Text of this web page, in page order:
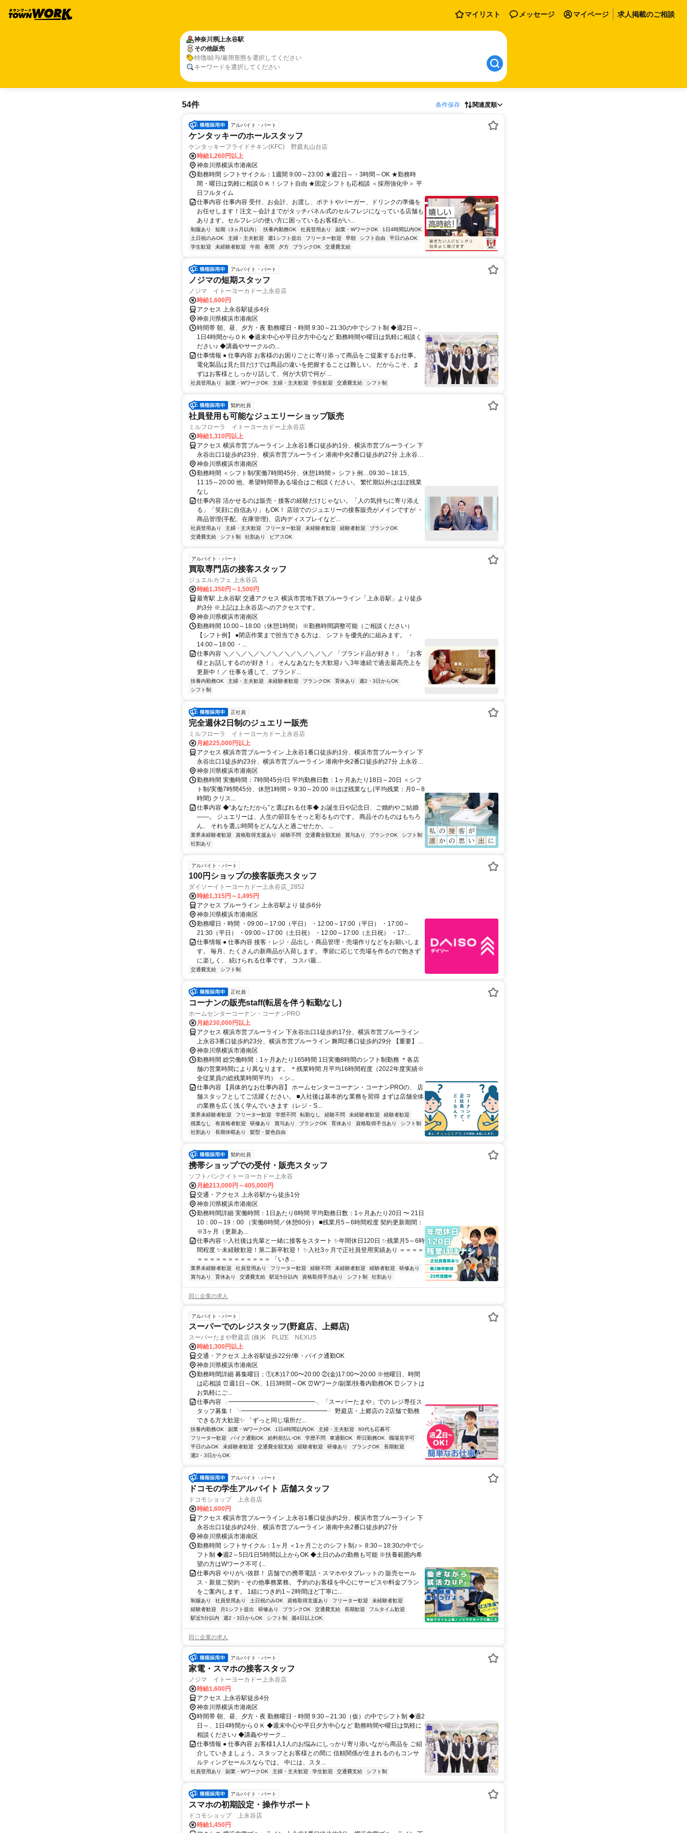
マイリスト メッセージ マイページ 求人掲載のご相談
神奈川県上永谷駅
その他販売
特徴/給与/雇用形態を選択してください
キーワードを選択してください
54件 条件保存 関連度順
アルバイト・パート
ケンタッキーのホールスタッフ
ケンタッキーフライドチキン(KFC) 野庭丸山台店
時給1,260円以上
神奈川県横浜市港南区
勤務時間 シフトサイクル：1週間 9:00～23:00 ★週2日～・3時間～OK ★勤務時
間・曜日は気軽に相談ＯＫ！シフト自由 ★固定シフトも応相談 ＜採用強化中＞ 平
日フルタイム
仕事内容 仕事内容 受付、お会計、お渡し、ポテトやバーガー、ドリンクの準備を
お任せします！注文～会計までがタッチパネル式のセルフレジになっている店舗も
あります。セルフレジの使い方に困っているお客様がい...
制服あり 短期（3ヵ月以内） 扶養内勤務OK 社員登用あり 副業・WワークOK
1日4時間以内OK
土日祝のみOK
主婦・主夫歓迎 週1シフト提出 フリーター歓迎 早朝 シフト自由
平日のみOK
学生歓迎
未経験者歓迎 午前 夜間 夕方 ブランクOK 交通費支給
アルバイト・パート
ノジマの短期スタッフ
ノジマ イトーヨーカドー上永谷店
時給1,600円
アクセス 上永谷駅徒歩4分
神奈川県横浜市港南区
時間帯 朝、昼、夕方・夜 勤務曜日・時間 9:30～21:30の中でシフト制 ◆週2日～、
1日4時間からＯＫ ◆週末中心や平日夕方中心など 勤務時間や曜日は気軽に相談く
ださい♪ ◆講義やサークルの...
仕事情報 ● 仕事内容 お客様のお困りごとに寄り添って商品をご提案するお仕事。
電化製品は見た目だけでは商品の違いを把握することは難しい。 だからこそ、ま
ずはお客様としっかり話して、何が大切で何が ...
社員登用あり 副業・WワークOK 主婦・主夫歓迎 学生歓迎 交通費支給 シフト制
契約社員
社員登用も可能なジュエリーショップ販売
ミルフローラ イトーヨーカドー上永谷店
時給1,310円以上
アクセス 横浜市営ブルーライン 上永谷1番口徒歩約1分、横浜市営ブルーライン 下
永谷出口1徒歩約23分、横浜市営ブルーライン 港南中央2番口徒歩約27分 上永谷駅
徒歩３分
神奈川県横浜市港南区
勤務時間 ＜シフト制/実働7時間45分、休憩1時間＞ シフト例…09:30～18:15、
11:15～20:00 他、希望時間帯ある場合はご相談ください。 繁忙期以外はほぼ残業
なし
仕事内容 活かせるのは販売・接客の経験だけじゃない。「人の気持ちに寄り添え
る」「笑顔に自信あり」もOK！ 店頭でのジュエリーの接客販売がメインですが ・
商品管理(手配、在庫管理)、店内ディスプレイなど...
社員登用あり 主婦・主夫歓迎 フリーター歓迎 未経験者歓迎 経験者歓迎
ブランクOK
交通費支給
シフト制 社割あり ピアスOK
アルバイト・パート
買取専門店の接客スタッフ
ジュエルカフェ 上永谷店
時給1,350円～1,500円
最寄駅 上永谷駅 交通アクセス 横浜市営地下鉄ブルーライン「上永谷駅」より徒歩
約3分 ※上記は上永谷店へのアクセスです。
神奈川県横浜市港南区
勤務時間 10:00～18:00（休憩1時間） ※勤務時間調整可能（ご相談ください）
【シフト例】 ●閉店作業まで担当できる方は、 シフトを優先的に組みます。 ・
14:00～18:00 ・...
仕事内容 ＼／＼／＼／＼／＼／＼／＼／＼／＼／ 「ブランド品が好き！」 「お客
様とお話しするのが好き！」 そんなあなたを大歓迎♪ ＼3年連続で過去最高売上を
更新中！／ 仕事を通して、ブランド...
扶養内勤務OK 主婦・主夫歓迎 未経験者歓迎 ブランクOK 育休あり
週2・3日からOK
シフト制
正社員
完全週休2日制のジュエリー販売
ミルフローラ イトーヨーカドー上永谷店
月給225,000円以上
アクセス 横浜市営ブルーライン 上永谷1番口徒歩約1分、横浜市営ブルーライン 下
永谷出口1徒歩約23分、横浜市営ブルーライン 港南中央2番口徒歩約27分 上永谷駅
徒歩３分
神奈川県横浜市港南区
勤務時間 実働時間：7時間45分/日 平均勤務日数：1ヶ月あたり18日～20日 ＜シフ
ト制/実働7時間45分、休憩1時間＞ 9:30～20:00 ※ほぼ残業なし(平均残業：月0～8
時間) クリス...
仕事内容 ◆“あなただから”と選ばれる仕事◆ お誕生日や記念日、ご婚約やご結婚
――。 ジュエリーは、人生の節目をそっと彩るものです。 商品そのものはもちろ
ん、 それを選ぶ時間をどんな人と過ごせたか。 ...
業界未経験者歓迎 資格取得支援あり 経験不問 交通費全額支給 賞与あり ブランクOK
シフト制
社割あり
アルバイト・パート
100円ショップの接客販売スタッフ
ダイソーイトーヨーカドー上永谷店_2852
時給1,315円～1,495円
アクセス ブルーライン 上永谷駅より 徒歩6分
神奈川県横浜市港南区
勤務曜日・時間 ・09:00～17:00（平日） ・12:00～17:00（平日） ・17:00～
21:30（平日） ・09:00～17:00（土日祝） ・12:00～17:00（土日祝） ・17:...
仕事情報 ● 仕事内容 接客・レジ・品出し・商品管理・売場作りなどをお願いしま
す。 毎月、たくさんの新商品が入荷します。 季節に応じて売場を作るので飽きず
に楽しく、 続けられる仕事です。 コスパ最...
交通費支給 シフト制
正社員
コーナンの販売staff(転居を伴う転勤なし)
ホームセンターコーナン・コーナンPRO
月給230,000円以上
アクセス 横浜市営ブルーライン 下永谷出口1徒歩約17分、横浜市営ブルーライン
上永谷3番口徒歩約23分、横浜市営ブルーライン 舞岡2番口徒歩約29分 【重要】地
域限定職の配属について：ご自身の自宅から片道90分圏内の店舗へ配属となりま
す。本求人の勤務地への配属は確約できませんのでご了承ください。
神奈川県横浜市港南区
勤務時間 総労働時間：1ヶ月あたり165時間 1日実働8時間のシフト制勤務 ＊各店
舗の営業時間により異なります。 ＊残業時間:月平均16時間程度（2022年度実績※
全従業員の総残業時間平均） ＜シ...
仕事内容 【具体的なお仕事内容】 ホームセンターコーナン・コーナンPROの、 店
舗スタッフとしてご活躍ください。 ■入社後は基本的な業務を習得 まずは店舗全体
の業務を広く浅く学んでいきます（レジ・S...
業界未経験者歓迎 フリーター歓迎 学歴不問 転勤なし 経験不問 未経験者歓迎
経験者歓迎
残業なし
有資格者歓迎 研修あり 賞与あり ブランクOK 育休あり 資格取得手当あり
シフト制
社割あり
長期休暇あり 髪型・髪色自由
契約社員
携帯ショップでの受付・販売スタッフ
ソフトバンクイトーヨーカドー上永谷
月給213,000円～405,000円
交通・アクセス 上永谷駅から徒歩1分
神奈川県横浜市港南区
勤務時間詳細 実働時間：1日あたり8時間 平均勤務日数：1ヶ月あたり20日 〜 21日
10：00～19：00 （実働8時間／休憩60分） ■残業月5～6時間程度 契約更新期間：
※3ヶ月（更新あ...
仕事内容 ✨入社後は先輩と一緒に接客をスタート ✨年間休日120日 ✨残業月5～6時
間程度 ✨未経験歓迎！第二新卒歓迎！ ✨入社3ヶ月で正社員登用実績あり ＝＝＝＝
＝＝＝＝＝＝＝＝＝＝＝＝ 「いき...
業界未経験者歓迎 社員登用あり フリーター歓迎 経験不問 未経験者歓迎 経験者歓迎
研修あり
賞与あり
育休あり 交通費支給 駅近5分以内 資格取得手当あり シフト制 社割あり
同じ企業の求人
アルバイト・パート
スーパーでのレジスタッフ(野庭店、上郷店)
スーパーたまや野庭店 (株)K PLIZE NEXUS
時給1,300円以上
交通・アクセス 上永谷駅徒歩22分/車・バイク通勤OK
神奈川県横浜市港南区
勤務時間詳細 募集曜日；①(木)17:00〜20:00 ②(金)17:00〜20:00 ※他曜日、時間
は応相談 ⏰週1日～OK、1日3時間～OK ⏰Wワーク/副業/扶養内勤務OK ⏰シフトは
お気軽にご...
仕事内容 ╭━━━━━━━━━━━━━━╮ 「スーパーたまや」での レジ専任ス
タッフ募集！ ╰━━━━━━━━━━━━━━╯ 野庭店・上郷店の 2店舗で勤務
できる方大歓迎✨ 「ずっと同じ場所だ...
扶養内勤務OK 副業・WワークOK 1日4時間以内OK 主婦・主夫歓迎
60代も応募可
フリーター歓迎
バイク通勤OK 給料前払いOK 学歴不問 車通勤OK 即日勤務OK
職場見学可
平日のみOK
未経験者歓迎 交通費全額支給 経験者歓迎 研修あり ブランクOK
長期歓迎
週2・3日からOK
アルバイト・パート
ドコモの学生アルバイト 店舗スタッフ
ドコモショップ 上永谷店
時給1,600円
アクセス 横浜市営ブルーライン 上永谷1番口徒歩約2分、横浜市営ブルーライン 下
永谷出口1徒歩約24分、横浜市営ブルーライン 港南中央2番口徒歩約27分
神奈川県横浜市港南区
勤務時間 シフトサイクル：1ヶ月 ＜1ヶ月ごとのシフト制♪＞ 8:30～18:30の中でシ
フト制 ◆週2～5日/1日5時間以上からOK ◆土日のみの勤務も可能 ※扶養範囲内希
望の方はWワーク不可 (...
仕事内容 やりがい抜群！ 店舗での携帯電話・スマホやタブレットの 販売セール
ス・新規ご契約・その他事務業務。 予約のお客様を中心にサービスや料金プラン
をご案内します。 1組につき約1～2時間ほど丁寧に...
制服あり 社員登用あり 土日祝のみOK 資格取得支援あり フリーター歓迎
未経験者歓迎
経験者歓迎
月1シフト提出 研修あり ブランクOK 交通費支給 長期歓迎
フルタイム歓迎
駅近5分以内
週2・3日からOK シフト制 週4日以上OK
同じ企業の求人
アルバイト・パート
家電・スマホの接客スタッフ
ノジマ イトーヨーカドー上永谷店
時給1,600円
アクセス 上永谷駅徒歩4分
神奈川県横浜市港南区
時間帯 朝、昼、夕方・夜 勤務曜日・時間 9:30～21:30（仮）の中でシフト制 ◆週2
日～、1日4時間からＯＫ ◆週末中心や平日夕方中心など 勤務時間や曜日は気軽に
相談ください♪ ◆講義やサーク...
仕事情報 ● 仕事内容 お客様1人1人のお悩みにしっかり寄り添いながら商品を ご紹
介していきましょう。スタッフとお客様との間に 信頼関係が生まれるのもコンサ
ルティングセールスならでは。 中には、スタ...
社員登用あり 副業・WワークOK 主婦・主夫歓迎 学生歓迎 交通費支給 シフト制
アルバイト・パート
スマホの初期設定・操作サポート
ドコモショップ 上永谷店
時給1,450円